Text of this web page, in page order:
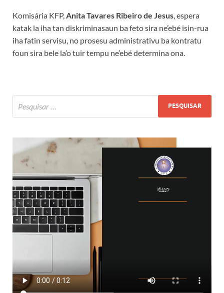
Komisária KFP,Anita Tavares Ribeiro de Jesus, espera
katak la iha tan diskriminasaun ba feto sira ne’ebé isin-rua
iha fatin servisu, no prosesu administrativu ba kontratu
foun sira bele la’o tuir tempu ne’ebé determina ona.